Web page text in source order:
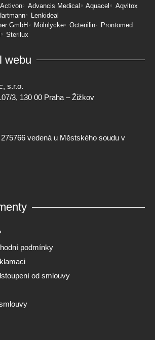
Activon Advancis Medical Aquacel
Aqvitox
Lenkideal
GmbH
Mölnlycke Octenilin
Prontomed
Sterilux
webu
s.r.o.
3, 130 00 Praha – Žižkov
vedená u Městského soudu v
podmínky
od smlouvy